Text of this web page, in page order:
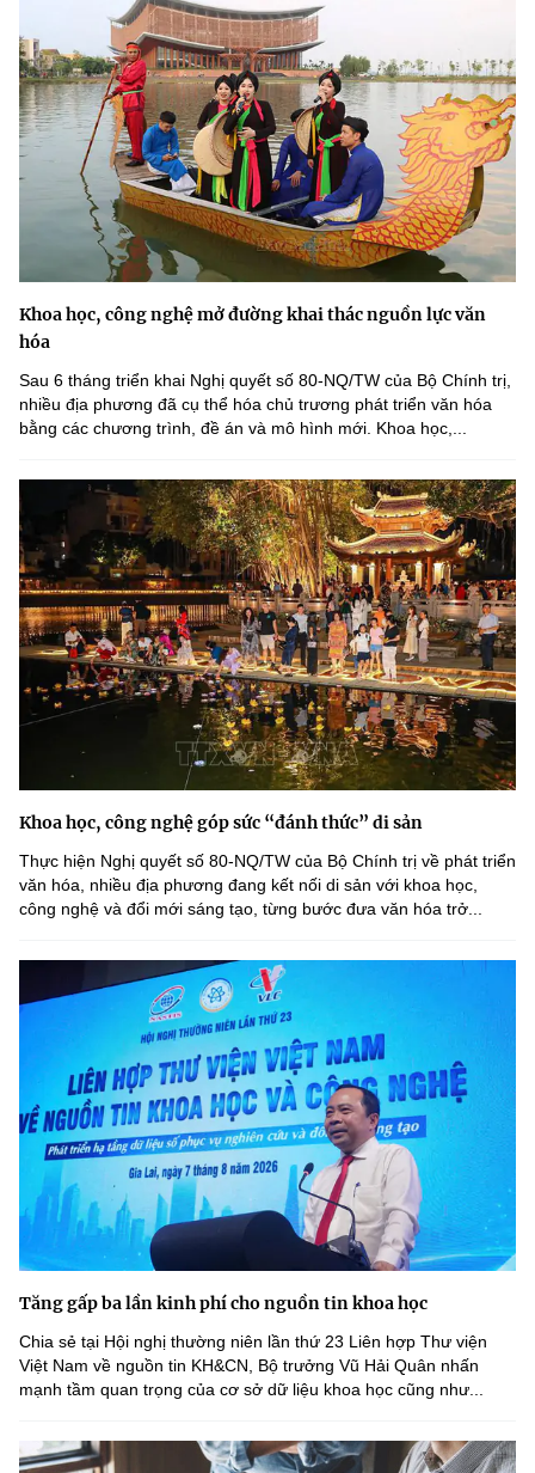
Khoa học, công nghệ mở đường khai thác nguồn lực văn
hóa
Sau 6 tháng triển khai Nghị quyết số 80-NQ/TW của Bộ Chính trị,
nhiều địa phương đã cụ thể hóa chủ trương phát triển văn hóa
bằng các chương trình, đề án và mô hình mới. Khoa học,...
Khoa học, công nghệ góp sức “đánh thức” di sản
Thực hiện Nghị quyết số 80-NQ/TW của Bộ Chính trị về phát triển
văn hóa, nhiều địa phương đang kết nối di sản với khoa học,
công nghệ và đổi mới sáng tạo, từng bước đưa văn hóa trở...
Tăng gấp ba lần kinh phí cho nguồn tin khoa học
Chia sẻ tại Hội nghị thường niên lần thứ 23 Liên hợp Thư viện
Việt Nam về nguồn tin KH&CN, Bộ trưởng Vũ Hải Quân nhấn
mạnh tầm quan trọng của cơ sở dữ liệu khoa học cũng như...